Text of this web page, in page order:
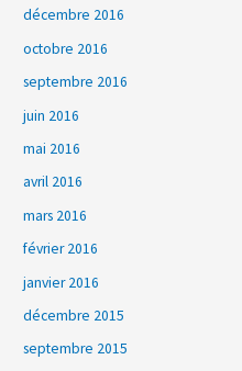
décembre 2016
octobre 2016
septembre 2016
juin 2016
mai 2016
avril 2016
mars 2016
février 2016
janvier 2016
décembre 2015
septembre 2015